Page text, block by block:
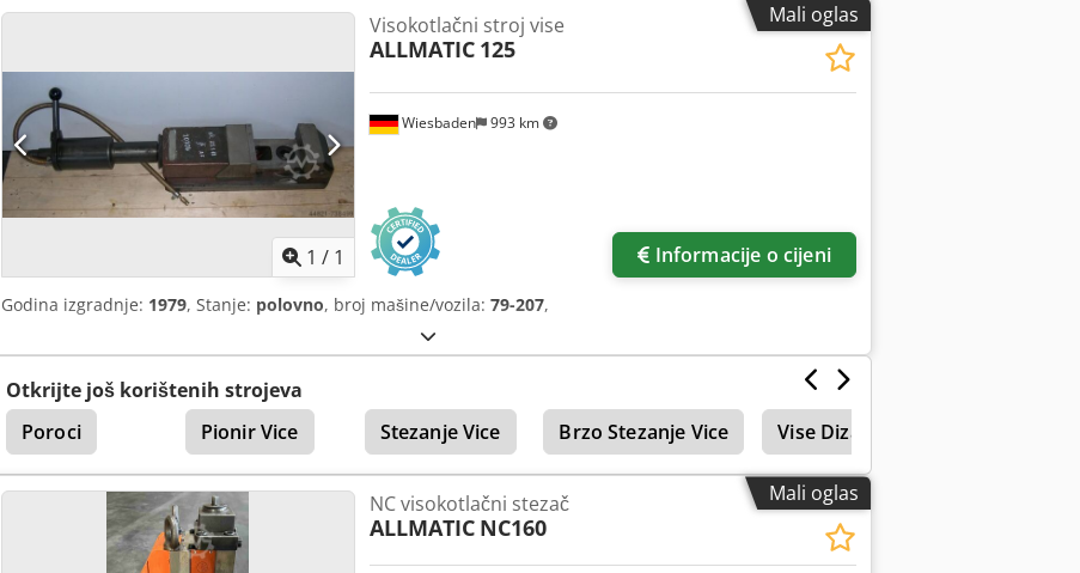
Mali oglas
1 / 1
Wiesbaden 993 km
Visokotlačni stroj vise
ALLMATIC 125
Informacije o cijeni
Godina izgradnje: 1979, Stanje: polovno, broj mašine/vozila: 79-207,
Otkrijte još korištenih strojeva
Poroci
Pionir Vice Stezanje Vice Brzo Stezanje Vice Vise Dizala
Mali oglas
NC visokotlačni stezač
ALLMATIC NC160